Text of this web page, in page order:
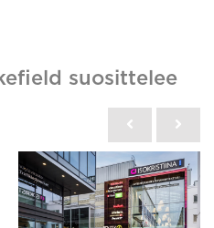
suosittelee